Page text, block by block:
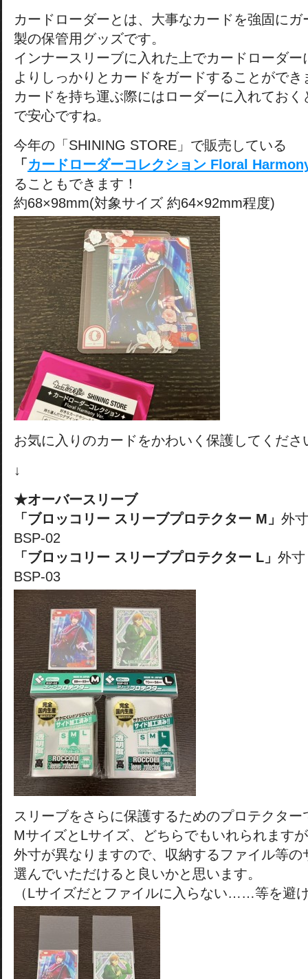
カードローダーとは、大事なカードを強固に
製の保管用グッズです。
インナースリーブに入れた上でカードローダー
よりしっかりとカードをガードすることができ
カードを持ち運ぶ際にはローダーに入れてお
で安心ですね。
今年の「SHINING STORE」で販売している
「 カードローダーコレクション Floral
ることもできます！
約68×98mm(対象サイズ 約64×92mm程度)
お気に入りのカードをかわいく保護してくださ
↓
★オーバースリーブ
「ブロッコリー スリーブプロテクター M」 外
BSP-02
「ブロッコリー スリーブプロテクター L」 外
BSP-03
スリーブをさらに保護するためのプロテクター
MサイズとLサイズ、どちらでもいれられますが
外寸が異なりますので、収納するファイル等の
選んでいただけると良いかと思います。
（Lサイズだとファイルに入らない……等を避